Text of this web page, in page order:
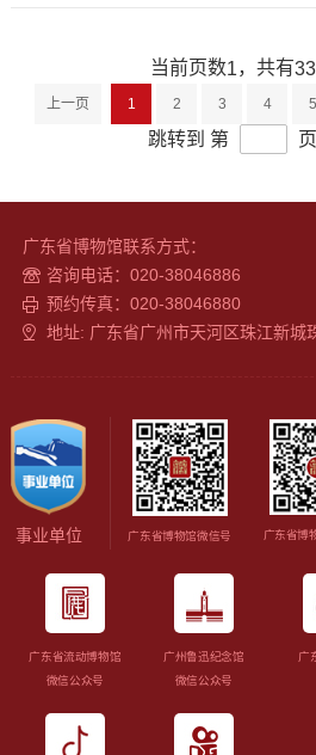
当前页数1， 共有
上一页 1 2 3 4 5
跳转到 第 页
广东省博物馆联系方式：
咨询电话：020-38046886
预约传真：020-38046880
地址: 广东省广州市天河区珠江新城
事业单位 广东省博物馆微信号
广东省流动博物馆
微信公众号
广州鲁迅纪念馆
微信公众号
广